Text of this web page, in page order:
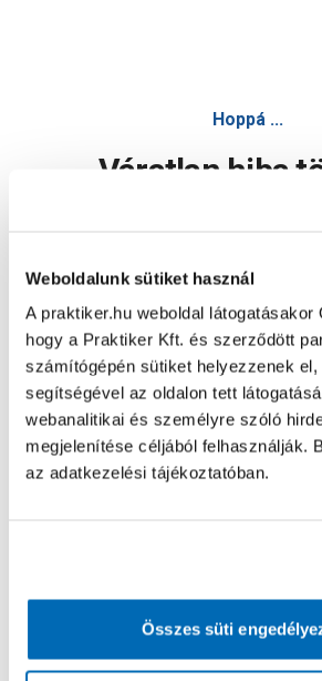
Weboldalunk sütiket használ
A praktiker.hu weboldal látogatásakor
hogy a Praktiker Kft. és szerződött
számítógépén sütiket helyezzenek el,
segítségével az oldalon tett
webanalitikai és személyre szóló
megjelenítése céljából felhasználják.
az adatkezelési tájékoztatóban.
Összes süti
Hoppá ...
Váratlan hiba
Oldal újratöltése